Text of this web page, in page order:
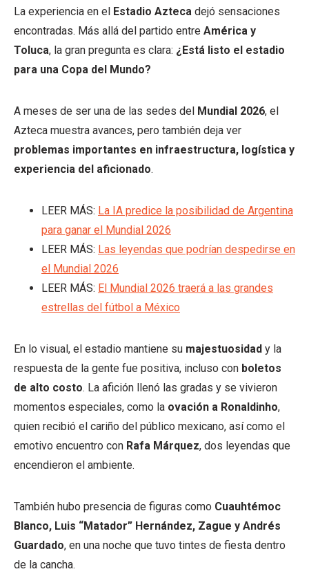
La experiencia en el Estadio Azteca dejó sensaciones
encontradas. Más allá del partido entre América y
Toluca, la gran pregunta es clara: ¿Está listo el estadio
para una Copa del Mundo?
A meses de ser una de las sedes del Mundial 2026, el
Azteca muestra avances, pero también deja ver
problemas importantes en infraestructura, logística y
experiencia del aficionado.
LEER MÁS: La IA predice la posibilidad de Argentina
para ganar el Mundial 2026
LEER MÁS: Las leyendas que podrían despedirse en
el Mundial 2026
LEER MÁS: El Mundial 2026 traerá a las grandes
estrellas del fútbol a México
En lo visual, el estadio mantiene su majestuosidad y la
respuesta de la gente fue positiva, incluso con boletos
de alto costo. La afición llenó las gradas y se vivieron
momentos especiales, como la ovación a Ronaldinho,
quien recibió el cariño del público mexicano, así como el
emotivo encuentro con Rafa Márquez, dos leyendas que
encendieron el ambiente.
También hubo presencia de figuras como Cuauhtémoc
Blanco, Luis “Matador” Hernández, Zague y Andrés
Guardado, en una noche que tuvo tintes de fiesta dentro
de la cancha.